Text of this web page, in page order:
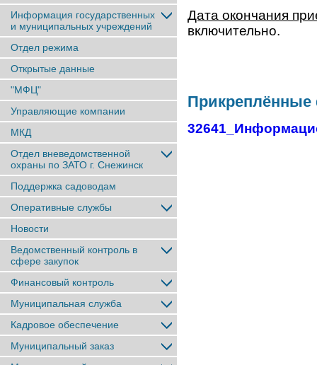
Информация государственных
и муниципальных учреждений
Отдел режима
Открытые данные
"МФЦ"
Управляющие компании
МКД
Отдел вневедомственной
охраны по ЗАТО г. Снежинск
Поддержка садоводам
Оперативные службы
Новости
Ведомственный контроль в
сфере закупок
Финансовый контроль
Муниципальная служба
Кадровое обеспечение
Муниципальный заказ
Дата окончания
включительно.